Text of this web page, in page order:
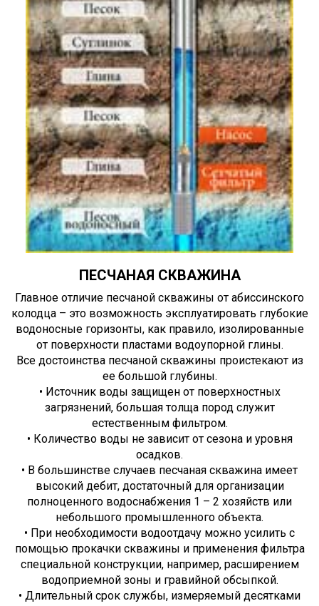
ПЕСЧАНАЯ СКВАЖИНА
Главное отличие песчаной скважины от абиссинского
колодца – это возможность эксплуатировать глубокие
водоносные горизонты, как правило, изолированные
от поверхности пластами водоупорной глины.
Все достоинства песчаной скважины проистекают из
ее большой глубины.
• Источник воды защищен от поверхностных
загрязнений, большая толща пород служит
естественным фильтром.
• Количество воды не зависит от сезона и уровня
осадков.
• В большинстве случаев песчаная скважина имеет
высокий дебит, достаточный для организации
полноценного водоснабжения 1 – 2 хозяйств или
небольшого промышленного объекта.
• При необходимости водоотдачу можно усилить с
помощью прокачки скважины и применения фильтра
специальной конструкции, например, расширением
водоприемной зоны и гравийной обсыпкой.
• Длительный срок службы, измеряемый десятками